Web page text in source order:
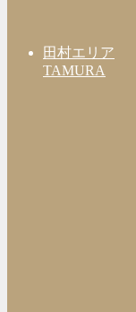
田村エリア
TAMURA